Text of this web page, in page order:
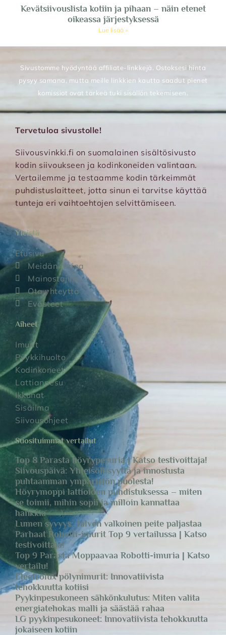
Kevätsiivouslista kotiin ja pihaan – näin etenet
oikeassa järjestyksessä
Lue lisää »
Sivustomme hyödyntää affiliate-linkkejä. Ostoksesi hinta
pysyy samana, mutta meille linkkien kautta saadut pienet
komissiot ovat tärkeä tuki sisällön tekemiseen.
Tervetuloa sivustolle!
Siivousvinkki.fi on suomalainen sisältösivusto
kodin siivoukseen ja kodinkoneiden valintaan.
Vertailemme ja testaamme kodin tärkeimmät
puhdistuslaitteet, jotta sinun ei tarvitse käyttää
tunteja eri vaihtoehtojen selvittämiseen.
Yleistä
Etusivu
Meidän tarina
Mainostajille
Ota yhteyttä
Evästeet
Aiheet
Imurit
Pyykkihuolto
Kodinkoneet
Lattianpesu
Ikkunat
Sisäilma
Siivousohjeet
Suosituimmat vertailut
Top 8 Parasta höyrypesuria | Katso testivoittaja!
Siivouspäivä: Yhteisöllisyyttä ja innostusta
puhtaamman ympäristön puolesta!
Höyrymoppi lattioiden puhdistuksessa – miten
se toimii, mihin sopii ja milloin kannattaa
hankkia
Lumen syvyys: Talven valkoinen peite paljastaa
Parhaat Robotti-imurit Top 9 vertailussa | Katso
testivoittaja!
Top 9 Parasta Moppaavaa Robotti-imuria | Katso
vertailu!
Electrolux pölynimurit: Innovatiivista
tehokkuutta kotiisi
Pyykinpesukoneen sähkönkulutus: Miten valita
energiatehokas malli ja säästää rahaa
LG pyykinpesukoneet: Innovatiivista tehokkuutta
jokaiseen kotiin